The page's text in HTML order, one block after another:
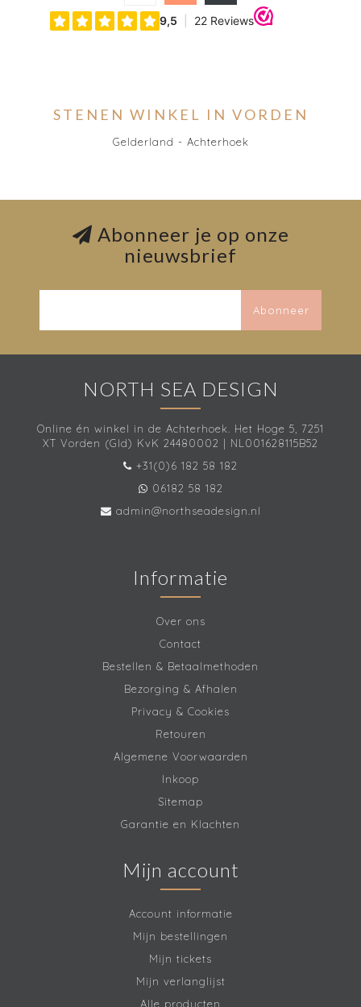
STENEN WINKEL IN VORDEN
Gelderland - Achterhoek
Abonneer je op onze
nieuwsbrief
Abonneer
NORTH SEA DESIGN
Online én winkel in de Achterhoek. Het Hoge 5, 7251
XT Vorden (Gld) KvK 24480002 | NL001628115B52
+31(0)6 182 58 182
06182 58 182
admin@northseadesign.nl
Informatie
Over ons
Contact
Bestellen & Betaalmethoden
Bezorging & Afhalen
Privacy & Cookies
Retouren
Algemene Voorwaarden
Inkoop
Sitemap
Garantie en Klachten
Mijn account
Account informatie
Mijn bestellingen
Mijn tickets
Mijn verlanglijst
Alle producten